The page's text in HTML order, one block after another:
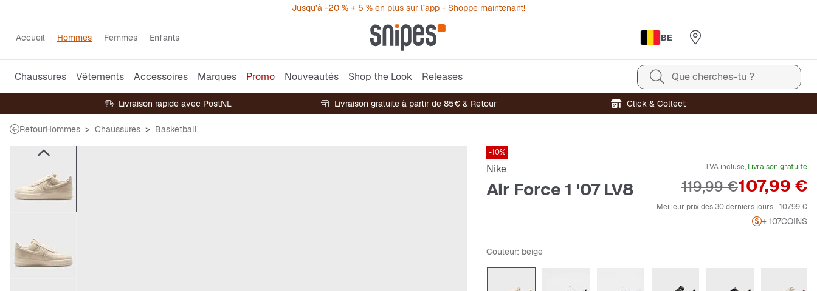
Jusqu’à -20 % + 5 % en plus sur l’app - Shoppe maintenant!
Accueil Hommes Femmes Enfants BE
Chaussures Vêtements Accessoires Marques Promo Nouveautés Shop the Look Releases Que cherches-tu ?
Livraison rapide avec PostNL Livraison gratuite à partir de 85€ & Retour Click & Collect
RetourHommes Chaussures Basketball
-10%
Nike
Air Force 1 '07 LV8
TVA incluse, Livraison gratuite
Prix
107,99 €
Prix original
119,99 €
Meilleur prix des 30 derniers jours : 107,99 €
+ 107COINS
Couleur: beige